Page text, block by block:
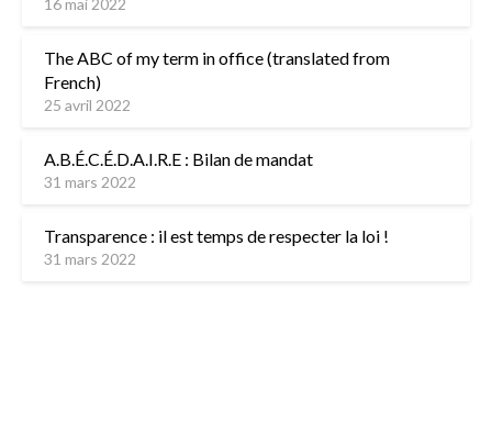
16 mai 2022
The ABC of my term in office (translated from
French)
25 avril 2022
A.B.É.C.É.D.A.I.R.E : Bilan de mandat
31 mars 2022
Transparence : il est temps de respecter la loi !
31 mars 2022